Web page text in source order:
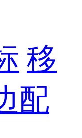
移
配